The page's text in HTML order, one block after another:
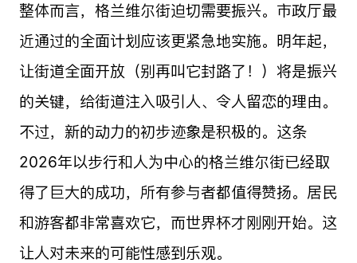
整体而言，格兰维尔街迫切需要振兴。市政厅最
近通过的全面计划应该更紧急地实施。明年起，
让街道全面开放（别再叫它封路了！）将是振兴
的关键，给街道注入吸引人、令人留恋的理由。
不过，新的动力的初步迹象是积极的。这条
2026年以步行和人为中心的格兰维尔街已经取
得了巨大的成功，所有参与者都值得赞扬。居民
和游客都非常喜欢它，而世界杯才刚刚开始。这
让人对未来的可能性感到乐观。